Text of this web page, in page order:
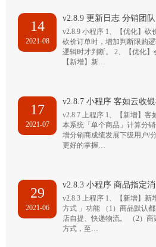
14
2021-08
v2.8.9 更新日志 分销团
v2.8.9 小程序 1、【优化】
砍价订单时，增加判断限购
逻辑时才判断。 2、【优化】
【新增】新…
17
2021-07
v2.8.7 小程序 客如云收
v2.8.7 上程序 1、【新增】
本系统「单个商品」计算分
增分销商成绩发展下级用户/
更好的掌握…
29
2021-06
v2.8.3 小程序 商品指定
v2.8.3 上程序 1、【新增】
方式 」功能 （1）商品默认
店自提、快递物流。 （2）
方式，至…